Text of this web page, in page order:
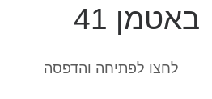
באטמן 41
לחצו לפתיחה והדפסה